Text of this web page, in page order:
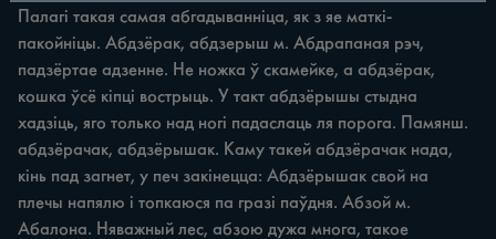
Палагі такая самая абгадыванніца, як з яе маткі-
пакойніцы. Абдзёрак, абдзерыш м. Абдрапаная рэч,
падзёртае адзенне. Не ножка ў скамейке, а абдзёрак,
кошка ўсё кіпці вострыць. У такт абдзёрышы стыдна
хадзіць, яго только над ногі падаслаць ля порога. Памянш.
абдзёрачак, абдзёрышак. Каму такей абдзёрачак нада,
кінь пад загнет, у печ закінецца: Абдзёрышак свой на
плечы напялю i топкаюся па гразі паўдня. Абзой м.
Абалона. Няважный лес, абзою дужа многа, такое